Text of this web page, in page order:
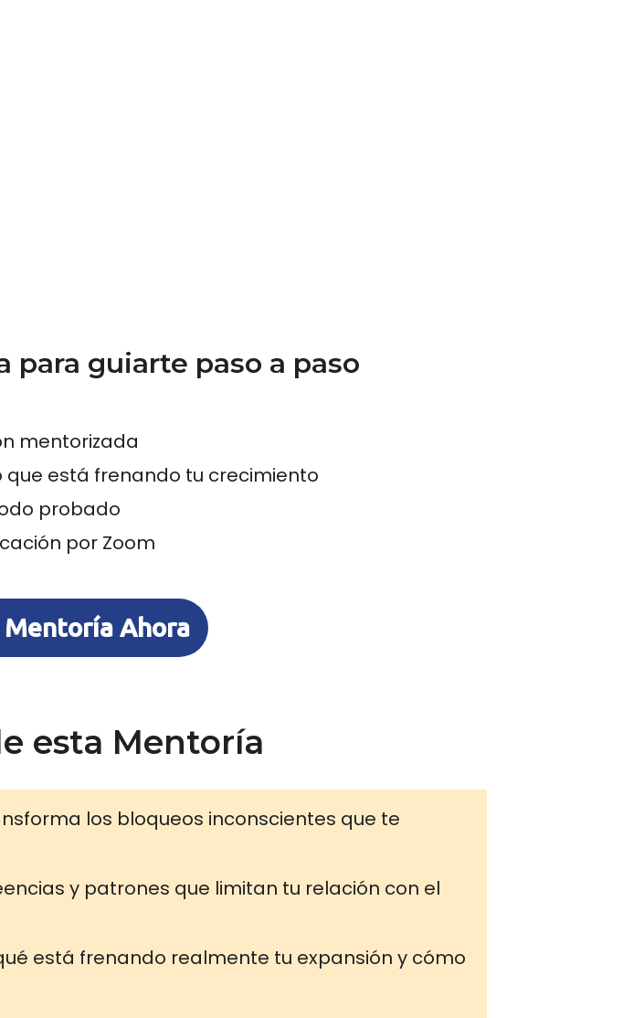
para guiarte paso a paso
mentorizada
está frenando tu crecimiento
probado
por Zoom
Mentoría Ahora
esta Mentoría
los bloqueos inconscientes que te
y patrones que limitan tu relación con el
está frenando realmente tu expansión y cómo